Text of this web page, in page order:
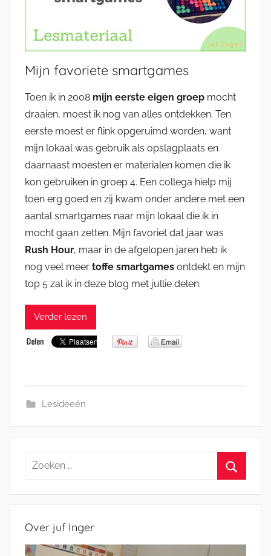
Mijn favoriete smartgames
Toen ik in 2008 mijn eerste eigen groep mocht
draaien, moest ik nog van alles ontdekken. Ten
eerste moest er flink opgeruimd worden, want
mijn lokaal was gebruik als opslagplaats en
daarnaast moesten er materialen komen die ik
kon gebruiken in groep 4. Een collega hielp mij
toen erg goed en zij kwam onder andere met een
aantal smartgames naar mijn lokaal die ik in
mocht gaan zetten. Mijn favoriet dat jaar was
Rush Hour, maar in de afgelopen jaren heb ik
nog veel meer toffe smartgames ontdekt en mijn
top 5 zal ik in deze blog met jullie delen.
Verder lezen
Lesideeën
Zoeken
Over juf Inger